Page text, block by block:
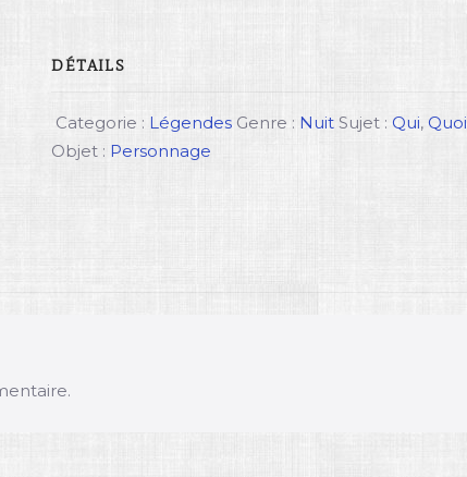
DÉTAILS
Categorie : Légendes Genre : Nuit Sujet : Qui,Quoi
Objet : Personnage